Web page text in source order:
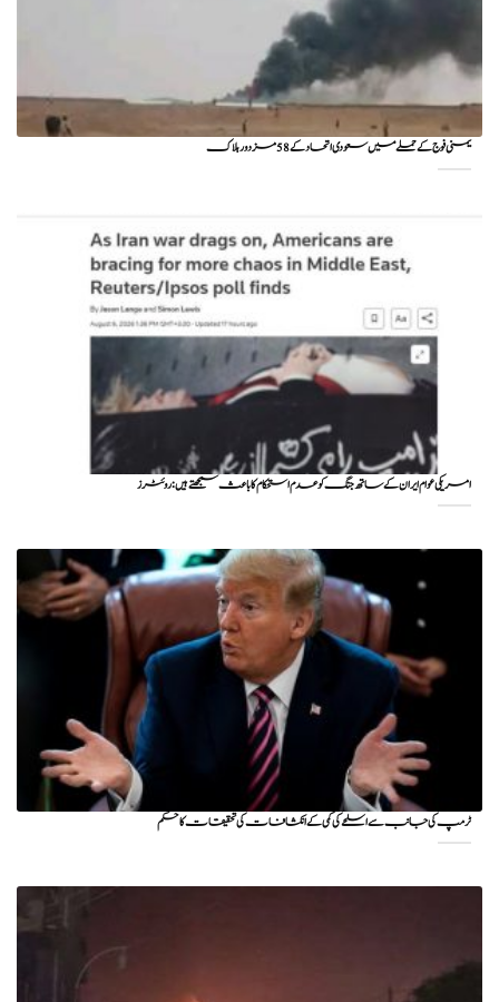
یمنی فوج کے حملے میں سعودی اتحاد کے 58 مزدور ہلاک
امریکی عوام ایران کے ساتھ جنگ کو عدم استحکام کا باعث سمجھتے ہیں: روئٹرز
ٹرمپ کی جانب سے اسلحے کی کمی کے انکشافات کی تحقیقات کا حکم